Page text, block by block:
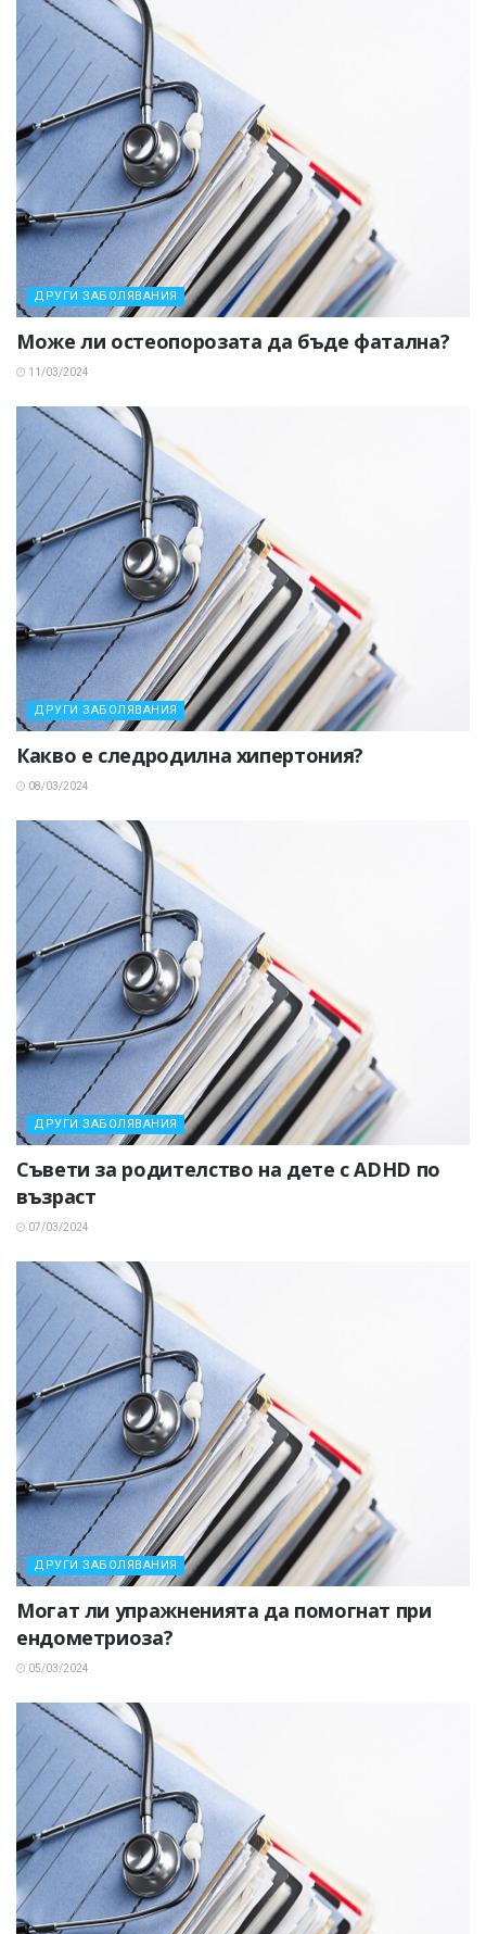
ДРУГИ ЗАБОЛЯВАНИЯ
Може ли остеопорозата да бъде фатална?
11/03/2024
ДРУГИ ЗАБОЛЯВАНИЯ
Какво е следродилна хипертония?
08/03/2024
ДРУГИ ЗАБОЛЯВАНИЯ
Съвети за родителство на дете с ADHD по
възраст
07/03/2024
ДРУГИ ЗАБОЛЯВАНИЯ
Могат ли упражненията да помогнат при
ендометриоза?
05/03/2024